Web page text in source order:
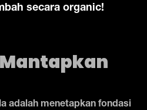
secara organic!
adalah menetapkan fondasi